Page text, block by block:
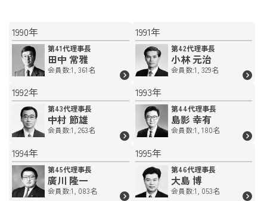
1990年
第41代理事長
田中 常雅
会員数:1, 361名
1991年
第42代理事長
小林 元治
会員数:1, 329名
1992年
第43代理事長
中村 節雄
会員数:1, 263名
1993年
第44代理事長
島影 幸有
会員数:1, 180名
1994年
第45代理事長
廣川 隆一
会員数:1, 083名
1995年
第46代理事長
大島 博
会員数:1, 053名